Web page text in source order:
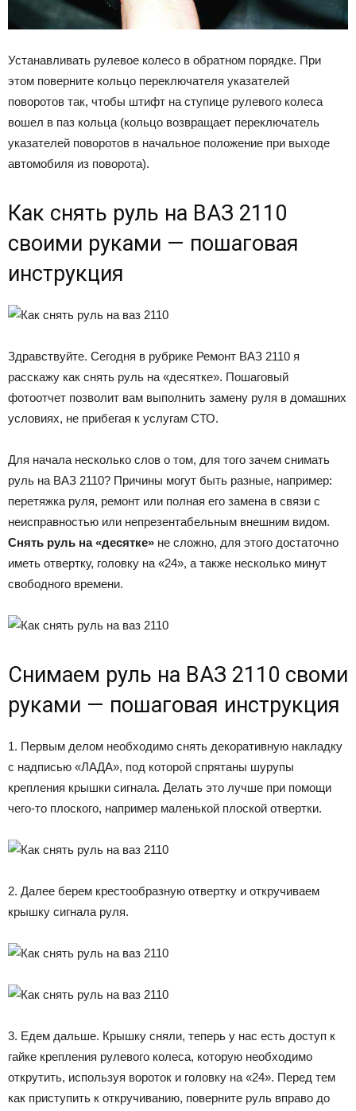
Устанавливать рулевое колесо в обратном порядке. При
этом поверните кольцо переключателя указателей
поворотов так, чтобы штифт на ступице рулевого колеса
вошел в паз кольца (кольцо возвращает переключатель
указателей поворотов в начальное положение при выходе
автомобиля из поворота).
Как снять руль на ВАЗ 2110
своими руками — пошаговая
инструкция
Здравствуйте. Сегодня в рубрике Ремонт ВАЗ 2110 я
расскажу как снять руль на «десятке». Пошаговый
фотоотчет позволит вам выполнить замену руля в домашних
условиях, не прибегая к услугам СТО.
Для начала несколько слов о том, для того зачем снимать
руль на ВАЗ 2110? Причины могут быть разные, например:
перетяжка руля, ремонт или полная его замена в связи с
неисправностью или непрезентабельным внешним видом.
Снять руль на «десятке» не сложно, для этого достаточно
иметь отвертку, головку на «24», а также несколько минут
свободного времени.
Снимаем руль на ВАЗ 2110 своми
руками — пошаговая инструкция
1. Первым делом необходимо снять декоративную накладку
с надписью «ЛАДА», под которой спрятаны шурупы
крепления крышки сигнала. Делать это лучше при помощи
чего-то плоского, например маленькой плоской отвертки.
2. Далее берем крестообразную отвертку и откручиваем
крышку сигнала руля.
3. Едем дальше. Крышку сняли, теперь у нас есть доступ к
гайке крепления рулевого колеса, которую необходимо
открутить, используя вороток и головку на «24». Перед тем
как приступить к откручиванию, поверните руль вправо до